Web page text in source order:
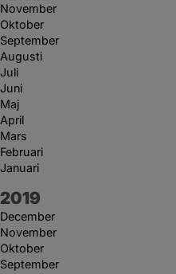
November
Oktober
September
Augusti
Juli
Juni
Maj
April
Mars
Februari
Januari
År:
2019
December
November
Oktober
September